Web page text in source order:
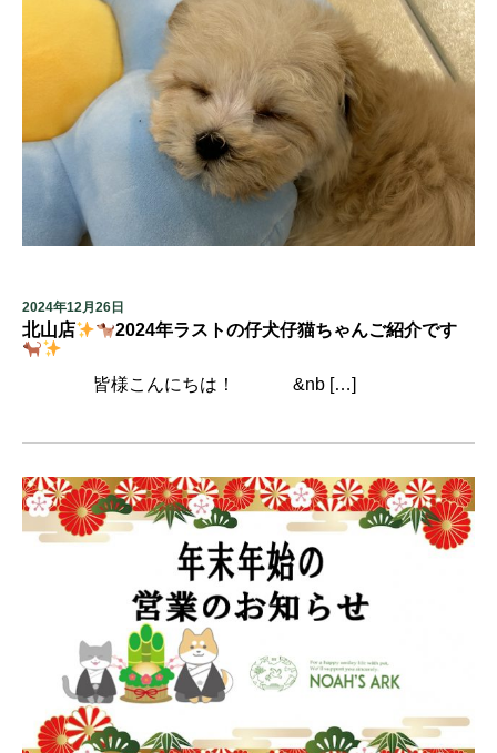
2024年12月26日
北山店 2024年ラストの仔犬仔猫ちゃんご紹介です
皆様こんにちは！ &nb […]